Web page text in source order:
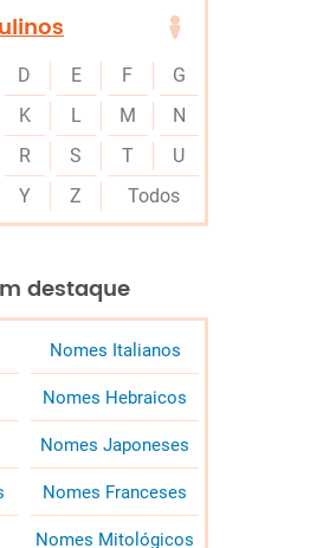
D E F
G
K L M
N
R S T
U
Y Z Todos
destaque
Nomes Italianos
Nomes Hebraicos
Nomes Japoneses
Nomes Franceses
Nomes Mitológicos